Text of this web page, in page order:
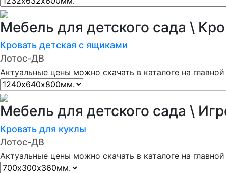
Мебель для детского сада \
Кровать детская с ящиками
Лотос-ДВ
Актуальные цены можно скачать в каталоге на
Мебель для детского сада \
Кровать для куклы
Лотос-ДВ
Актуальные цены можно скачать в каталоге на